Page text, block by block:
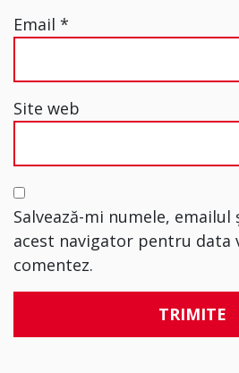
Email *
Site web
Salvează-mi numele,
acest navigator pentru data
comentez.